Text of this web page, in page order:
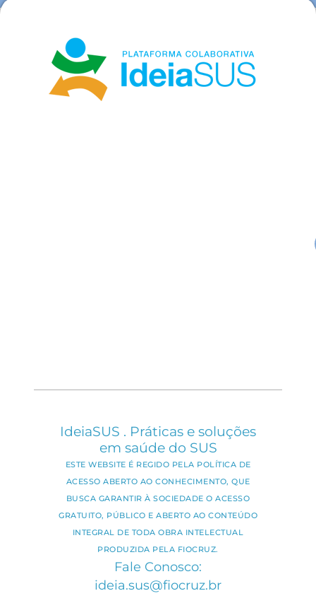
IdeiaSUS . Práticas e soluções
em saúde do SUS
ESTE WEBSITE É REGIDO PELA POLÍTICA DE
ACESSO ABERTO AO CONHECIMENTO, QUE
BUSCA GARANTIR À SOCIEDADE O ACESSO
GRATUITO, PÚBLICO E ABERTO AO CONTEÚDO
INTEGRAL DE TODA OBRA INTELECTUAL
PRODUZIDA PELA FIOCRUZ.
Fale Conosco:
ideia.sus@fiocruz.br